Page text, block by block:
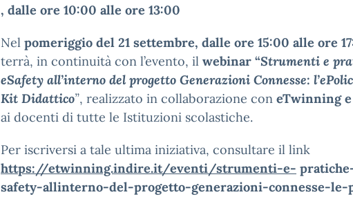
, dalle ore 10:00 alle ore 13:00
Nel pomeriggio del 21 settembre, dalle ore 15:00 alle ore
terrà, in continuità con l’evento, il webinar “Strumenti e
eSafety all’interno del progetto Generazioni Connesse:
Kit Didattico”, realizzato in collaborazione con eTwinning e
ai docenti di tutte le Istituzioni scolastiche.
Per iscriversi a tale ultima iniziativa, consultare il link
https://etwinning.indire.it/eventi/strumenti-e-
safety-allinterno-del-progetto-generazioni-connesse-le-